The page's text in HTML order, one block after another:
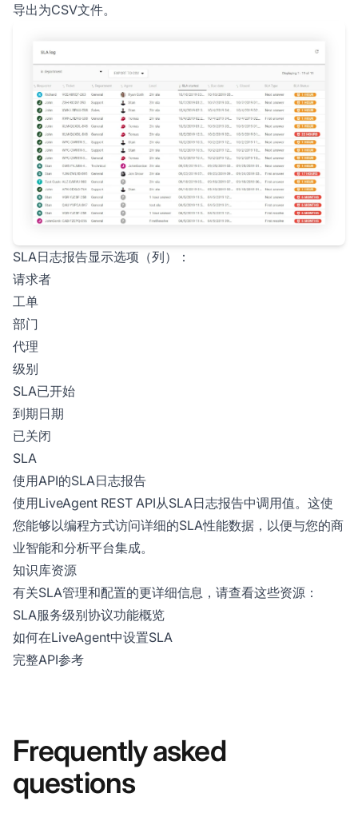
导出为CSV文件。
SLA日志报告显示选项（列）：
请求者
工单
部门
代理
级别
SLA已开始
到期日期
已关闭
SLA
使用API的SLA日志报告
使用LiveAgent REST API从SLA日志报告中调用值。这使
您能够以编程方式访问详细的SLA性能数据，以便与您的商
业智能和分析平台集成。
知识库资源
有关SLA管理和配置的更详细信息，请查看这些资源：
SLA服务级别协议功能概览
如何在LiveAgent中设置SLA
完整API参考
Frequently asked
questions